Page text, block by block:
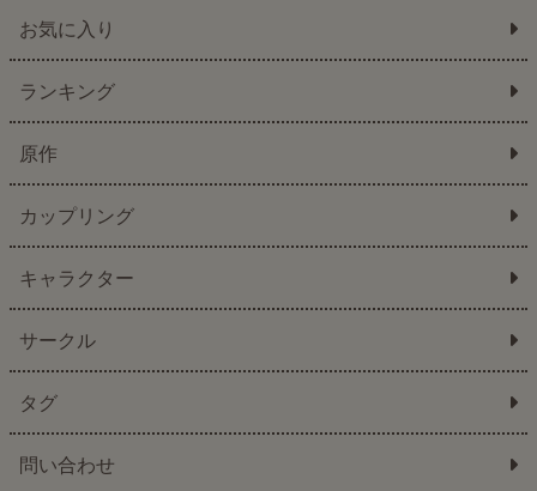
お気に入り
ランキング
原作
カップリング
キャラクター
サークル
タグ
問い合わせ